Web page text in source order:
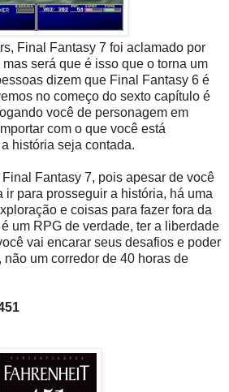
Final Fantasy 7 foi aclamado por
será que é isso que o torna um
dizem que Final Fantasy 6 é
no começo do sexto capítulo é
você de personagem em
com o que você está
história seja contada.
Final Fantasy 7, pois apesar de você
ir para prosseguir a história, há uma
e coisas para fazer fora da
um RPG de verdade, ter a liberdade
vai encarar seus desafios e poder
um corredor de 40 horas de